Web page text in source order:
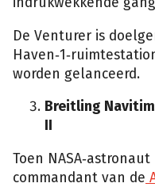
De Venturer is
worden gelanceerd.
Breitling
Toen
commandant van de